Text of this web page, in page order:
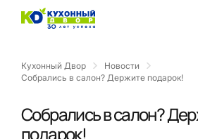
Кухонный Двор
Новости
Собрались в салон? Держите подарок!
Собрались в салон?
подарок!